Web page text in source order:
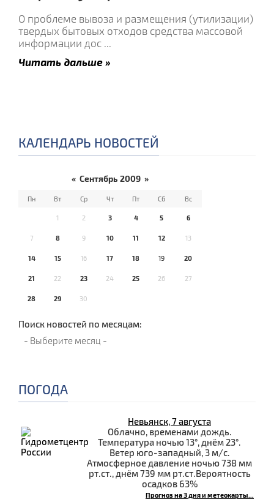
О проблеме вывоза и размещения (утилизации)
твердых бытовых отходов средства массовой
информации дос ...
Читать дальше »
КАЛЕНДАРЬ НОВОСТЕЙ
« Сентябрь 2009 »
Пн Вт Ср Чт Пт Сб Вс
1 2 3 4 5 6
7 8 9 10 11 12 13
14 15 16 17 18 19 20
21 22 23 24 25 26 27
28 29 30
Поиск новостей по месяцам:
ПОГОДА
Невьянск, 7 августа
Облачно, временами дождь.
Температура ночью 13°, днём 23°.
Ветер юго-западный, 3 м/с.
Атмосферное давление ночью 738 мм
рт.ст., днём 739 мм рт.ст.Вероятность
осадков 63%
Прогноз на 3 дня и метеокарты...